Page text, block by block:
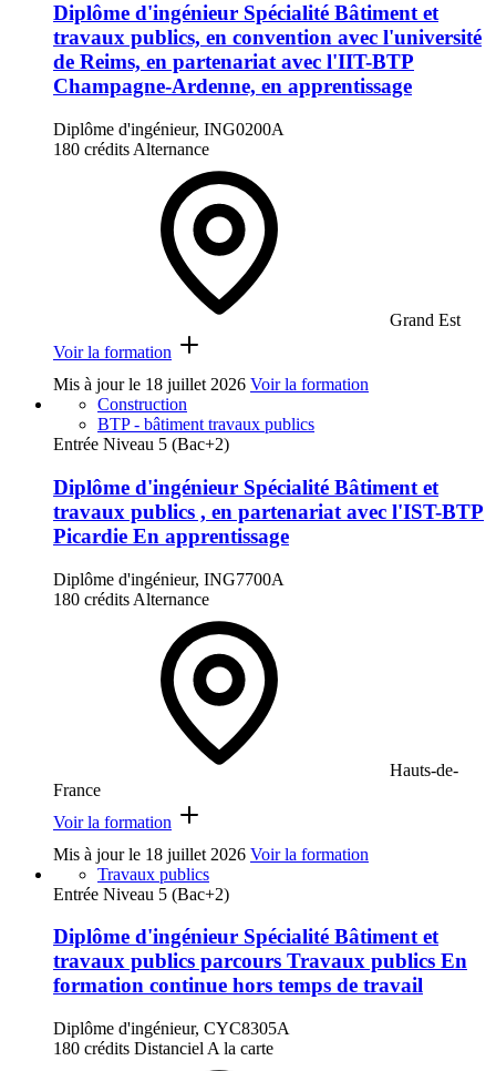
Diplôme d'ingénieur Spécialité Bâtiment et
travaux publics, en convention avec l'université
de Reims, en partenariat avec l'IIT-BTP
Champagne-Ardenne, en apprentissage
Diplôme d'ingénieur, ING0200A
180 crédits Alternance
Grand Est
Voir la formation
Mis à jour le 18 juillet 2026 Voir la formation
Construction
BTP - bâtiment travaux publics
Entrée Niveau 5 (Bac+2)
Diplôme d'ingénieur Spécialité Bâtiment et
travaux publics , en partenariat avec l'IST-BTP
Picardie En apprentissage
Diplôme d'ingénieur, ING7700A
180 crédits Alternance
Hauts-de-
France
Voir la formation
Mis à jour le 18 juillet 2026 Voir la formation
Travaux publics
Entrée Niveau 5 (Bac+2)
Diplôme d'ingénieur Spécialité Bâtiment et
travaux publics parcours Travaux publics En
formation continue hors temps de travail
Diplôme d'ingénieur, CYC8305A
180 crédits Distanciel A la carte